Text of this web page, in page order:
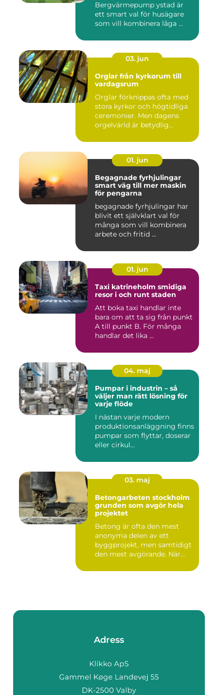
Bergvärmepump ystad är
ett smart val för husägare
som vill kombinera låga ...
03. jun
Orglar från kyrkorum till
vardagsrum
Orglar förknippas ofta med
stora kyrkor och högtidliga
ceremonier. Men dagens
orgelvärld är betydlig...
01. jun
Begagnade fyrhjulingar
smart väg till mer maskin
för pengarna
begagnade fyrhjulingar har
blivit ett självklart val för
många som vill kombinera
arbete och fritid ...
01. jun
Taxi katrineholm smidiga
resor i och runt staden
Att boka taxi handlar inte
bara om att ta sig från punkt
A till punkt B. För många
handlar det lika ...
04. maj
Pumpar i industrin – så
väljer man rätt lösning för
varje flöde
I nästan varje modern
produktionsanläggning finns
pumpar som flyttar, doserar
eller cirkul...
03. maj
Betongarbeten stockholm
grunden som avgör hela
projektet
Betong är ofta den mest
anonyma delen av ett
byggprojekt, men samtidigt
den mest avgörande. När
Adress